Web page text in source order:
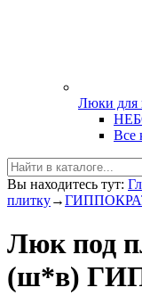
Люки для
Все
Вы находитесь тут:
плитку→
Люк под
(ш*в)